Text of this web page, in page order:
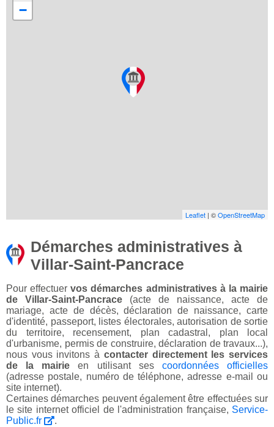
−
Leaflet | ©OpenStreetMap
Démarches administratives à
Villar-Saint-Pancrace
Pour effectuervos démarches administratives à la mairie
de Villar-Saint-Pancrace (acte de naissance, acte de
mariage, acte de décès, déclaration de naissance, carte
d'identité, passeport, listes électorales, autorisation de sortie
du territoire, recensement, plan cadastral, plan local
d'urbanisme, permis de construire, déclaration de travaux...),
nous vous invitons à contacter directement les services
de la mairie en utilisant ses coordonnées officielles
(adresse postale, numéro de téléphone, adresse e-mail ou
site internet).
Certaines démarches peuvent également être effectuées sur
le site internet officiel de l'administration française, Service-
Public.fr
.